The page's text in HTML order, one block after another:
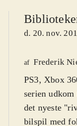
d. 20. nov.
af Frederik
PS3, Xbox
serien
det nyeste
bilspil med